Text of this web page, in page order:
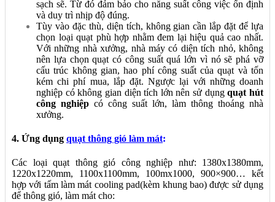
sạch sẽ. Từ đó đảm bảo cho năng suất công việc ổn định
và duy trì nhịp độ đúng.
Tùy vào đặc thù, diện tích, không gian cần lắp đặt để lựa
chọn loại quạt phù hợp nhằm đem lại hiệu quả cao nhất.
Với những nhà xưởng, nhà máy có diện tích nhỏ, không
nên lựa chọn quạt có công suất quá lớn vì nó sẽ phá vỡ
cấu trúc không gian, hao phí công suất của quạt và tốn
kém chi phí mua, lắp đặt. Ngược lại với những doanh
nghiệp có không gian diện tích lớn nên sử dụngquạt hút
công nghiệp có công suất lớn, làm thông thoáng nhà
xưởng.
4. Ứng dụng quạt thông gió làm mát:
Các loại quạt thông gió công nghiệp như: 1380x1380mm,
1220x1220mm, 1100x1100mm, 100mx1000, 900×900… kết
hợp với tấm làm mát cooling pad(kèm khung bao) được sử dụng
để thông gió, làm mát cho: